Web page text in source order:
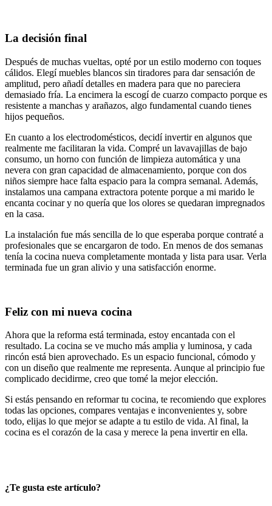
La decisión final
Después de muchas vueltas, opté por un estilo moderno con toques
cálidos. Elegí muebles blancos sin tiradores para dar sensación de
amplitud, pero añadí detalles en madera para que no pareciera
demasiado fría. La encimera la escogí de cuarzo compacto porque es
resistente a manchas y arañazos, algo fundamental cuando tienes
hijos pequeños.
En cuanto a los electrodomésticos, decidí invertir en algunos que
realmente me facilitaran la vida. Compré un lavavajillas de bajo
consumo, un horno con función de limpieza automática y una
nevera con gran capacidad de almacenamiento, porque con dos
niños siempre hace falta espacio para la compra semanal. Además,
instalamos una campana extractora potente porque a mi marido le
encanta cocinar y no quería que los olores se quedaran impregnados
en la casa.
La instalación fue más sencilla de lo que esperaba porque contraté a
profesionales que se encargaron de todo. En menos de dos semanas
tenía la cocina nueva completamente montada y lista para usar. Verla
terminada fue un gran alivio y una satisfacción enorme.
Feliz con mi nueva cocina
Ahora que la reforma está terminada, estoy encantada con el
resultado. La cocina se ve mucho más amplia y luminosa, y cada
rincón está bien aprovechado. Es un espacio funcional, cómodo y
con un diseño que realmente me representa. Aunque al principio fue
complicado decidirme, creo que tomé la mejor elección.
Si estás pensando en reformar tu cocina, te recomiendo que explores
todas las opciones, compares ventajas e inconvenientes y, sobre
todo, elijas lo que mejor se adapte a tu estilo de vida. Al final, la
cocina es el corazón de la casa y merece la pena invertir en ella.
¿Te gusta este artículo?